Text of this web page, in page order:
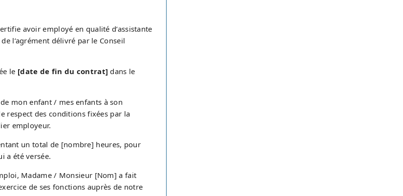
avoir employé en qualité d’assistante
l’agrément délivré par le Conseil
le [date de fin du contrat] dans le
mon enfant / mes enfants à son
respect des conditions fixées par la
employeur.
un total de [nombre] heures, pour
a été versée.
Madame / Monsieur [Nom] a fait
de ses fonctions auprès de notre